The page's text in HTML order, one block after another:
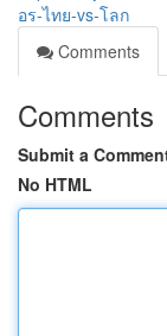
อร-ไทย-vs-โลก
Comments
Comments
Submit a
No HTML